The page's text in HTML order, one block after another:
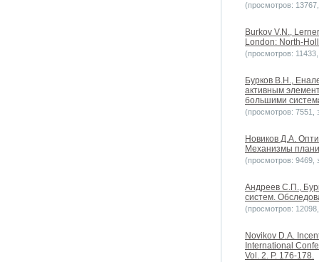
(просмотров:
Burkov V.N.,
London: North-
(просмотров:
Бурков B.H.,
активным
большими
(просмотров: 7551,
Новиков Д.А.
Механизмы
(просмотров: 9469,
Андреев С.П.,
систем.
(просмотров:
Novikov D.A.
International
Vol. 2. P. 176-178.